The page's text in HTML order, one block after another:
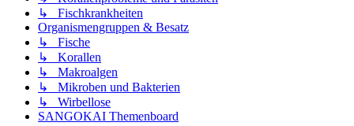
↳ Fischkrankheiten
Organismengruppen & Besatz
↳ Fische
↳ Korallen
↳ Makroalgen
↳ Mikroben und Bakterien
↳ Wirbellose
SANGOKAI Themenboard